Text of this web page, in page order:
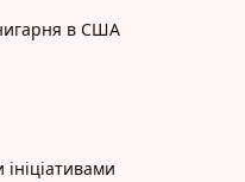
в США